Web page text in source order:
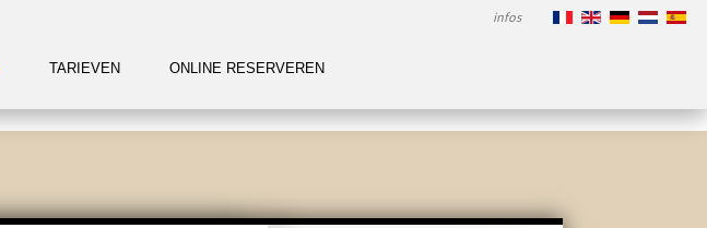
infos
TARIEVEN ONLINE RESERVEREN